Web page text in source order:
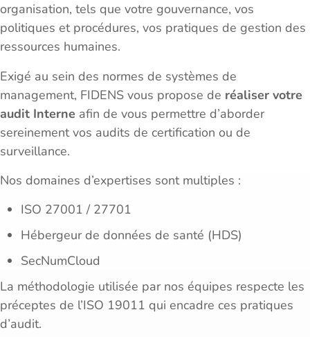
organisation, tels que votre gouvernance, vos
politiques et procédures, vos pratiques de gestion des
ressources humaines.
Exigé au sein des normes de systèmes de
management, FIDENS vous propose de réaliser votre
audit Interne afin de vous permettre d’aborder
sereinement vos audits de certification ou de
surveillance.
Nos domaines d’expertises sont multiples :
ISO 27001 / 27701
Hébergeur de données de santé (HDS)
SecNumCloud
La méthodologie utilisée par nos équipes respecte les
préceptes de l’ISO 19011 qui encadre ces pratiques
d’audit.